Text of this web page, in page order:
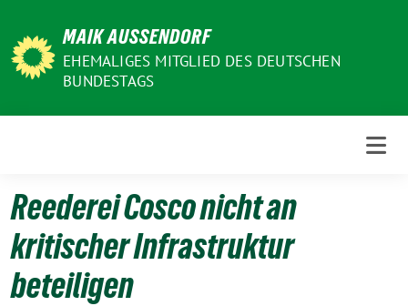
zum
Inhalt
MAIK AUSSENDORF
EHEMALIGES MITGLIED DES DEUTSCHEN
BUNDESTAGS
Reederei Cosco nicht an
kritischer Infrastruktur
beteiligen